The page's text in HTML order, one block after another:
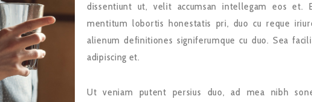
dissentiunt ut, velit accumsan intellegam eos et.
mentitum lobortis honestatis pri, duo cu reque
alienum definitiones signiferumque cu duo. Sea
adipiscing et.
Ut veniam putent persius duo, ad mea nibh